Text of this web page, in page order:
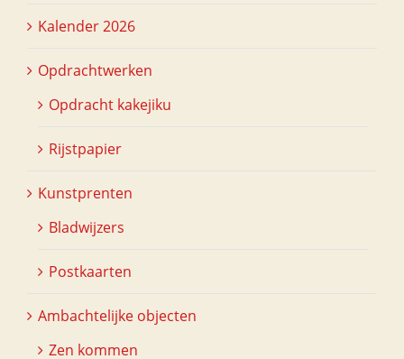
Kalender 2026
Opdrachtwerken
Opdracht kakejiku
Rijstpapier
Kunstprenten
Bladwijzers
Postkaarten
Ambachtelijke objecten
Zen kommen